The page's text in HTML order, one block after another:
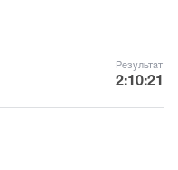
Результат
2:10:21